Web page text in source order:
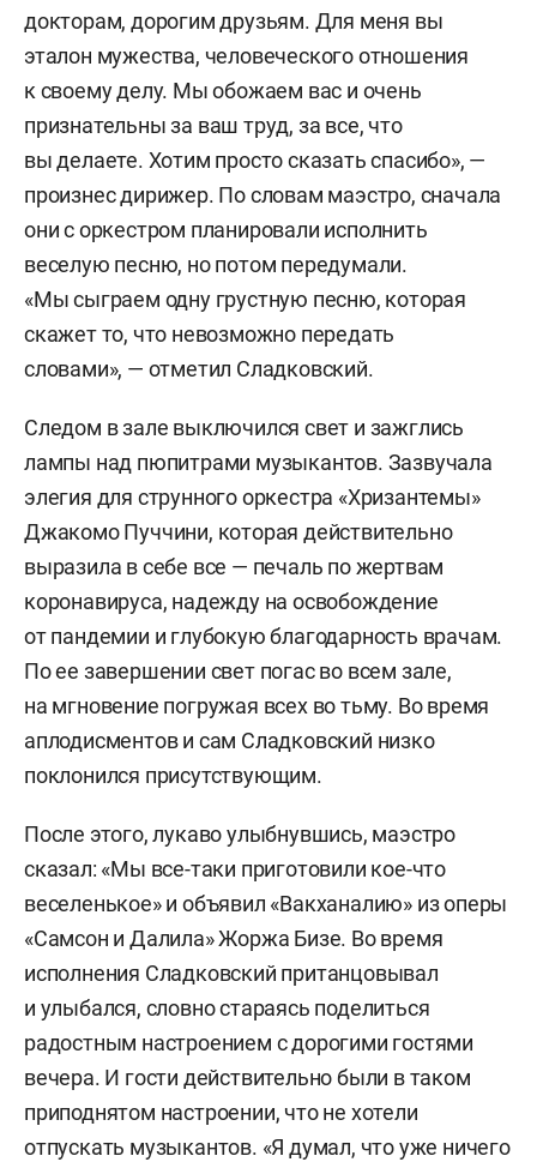
докторам, дорогим друзьям. Для меня вы
эталон мужества, человеческого отношения
к своему делу. Мы обожаем вас и очень
признательны за ваш труд, за все, что
вы делаете. Хотим просто сказать спасибо», —
произнес дирижер. По словам маэстро, сначала
они с оркестром планировали исполнить
веселую песню, но потом передумали.
«Мы сыграем одну грустную песню, которая
скажет то, что невозможно передать
словами», — отметил Сладковский.
Следом в зале выключился свет и зажглись
лампы над пюпитрами музыкантов. Зазвучала
элегия для струнного оркестра «Хризантемы»
Джакомо Пуччини, которая действительно
выразила в себе все — печаль по жертвам
коронавируса, надежду на освобождение
от пандемии и глубокую благодарность врачам.
По ее завершении свет погас во всем зале,
на мгновение погружая всех во тьму. Во время
аплодисментов и сам Сладковский низко
поклонился присутствующим.
После этого, лукаво улыбнувшись, маэстро
сказал: «Мы все-таки приготовили кое-что
веселенькое» и объявил «Вакханалию» из оперы
«Самсон и Далила» Жоржа Бизе. Во время
исполнения Сладковский пританцовывал
и улыбался, словно стараясь поделиться
радостным настроением с дорогими гостями
вечера. И гости действительно были в таком
приподнятом настроении, что не хотели
отпускать музыкантов. «Я думал, что уже ничего